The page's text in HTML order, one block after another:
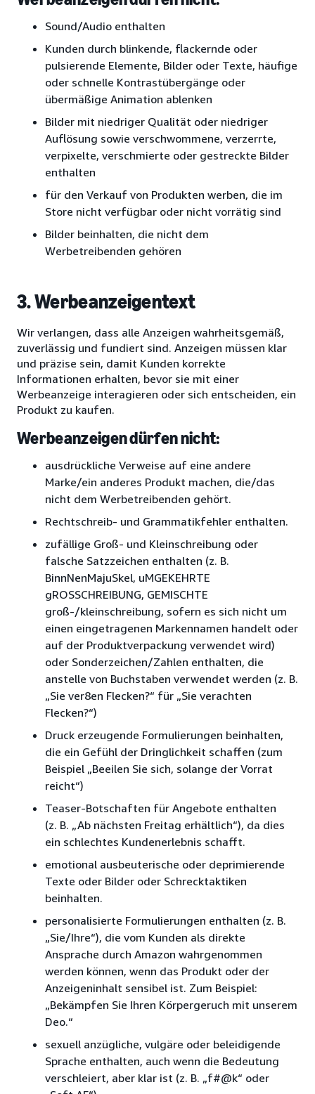
Sound/Audio enthalten
Kunden durch blinkende, flackernde oder
pulsierende Elemente, Bilder oder Texte, häufige
oder schnelle Kontrastübergänge oder
übermäßige Animation ablenken
Bilder mit niedriger Qualität oder niedriger
Auflösung sowie verschwommene, verzerrte,
verpixelte, verschmierte oder gestreckte Bilder
enthalten
für den Verkauf von Produkten werben, die im
Store nicht verfügbar oder nicht vorrätig sind
Bilder beinhalten, die nicht dem
Werbetreibenden gehören
3. Werbeanzeigentext
Wir verlangen, dass alle Anzeigen wahrheitsgemäß,
zuverlässig und fundiert sind. Anzeigen müssen klar
und präzise sein, damit Kunden korrekte
Informationen erhalten, bevor sie mit einer
Werbeanzeige interagieren oder sich entscheiden, ein
Produkt zu kaufen.
Werbeanzeigen dürfen nicht:
ausdrückliche Verweise auf eine andere
Marke/ein anderes Produkt machen, die/das
nicht dem Werbetreibenden gehört.
Rechtschreib- und Grammatikfehler enthalten.
zufällige Groß- und Kleinschreibung oder
falsche Satzzeichen enthalten (z. B.
BinnNenMajuSkel, uMGEKEHRTE
gROSSCHREIBUNG, GEMISCHTE
groß-/kleinschreibung, sofern es sich nicht um
einen eingetragenen Markennamen handelt oder
auf der Produktverpackung verwendet wird)
oder Sonderzeichen/Zahlen enthalten, die
anstelle von Buchstaben verwendet werden (z. B.
„Sie ver8en Flecken?“ für „Sie verachten
Flecken?“)
Druck erzeugende Formulierungen beinhalten,
die ein Gefühl der Dringlichkeit schaffen (zum
Beispiel „Beeilen Sie sich, solange der Vorrat
reicht“)
Teaser-Botschaften für Angebote enthalten
(z. B. „Ab nächsten Freitag erhältlich“), da dies
ein schlechtes Kundenerlebnis schafft.
emotional ausbeuterische oder deprimierende
Texte oder Bilder oder Schrecktaktiken
beinhalten.
personalisierte Formulierungen enthalten (z. B.
„Sie/Ihre“), die vom Kunden als direkte
Ansprache durch Amazon wahrgenommen
werden können, wenn das Produkt oder der
Anzeigeninhalt sensibel ist. Zum Beispiel:
„Bekämpfen Sie Ihren Körpergeruch mit unserem
Deo.“
sexuell anzügliche, vulgäre oder beleidigende
Sprache enthalten, auch wenn die Bedeutung
verschleiert, aber klar ist (z. B. „f#@k“ oder